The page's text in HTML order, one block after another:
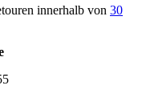
innerhalb von 30